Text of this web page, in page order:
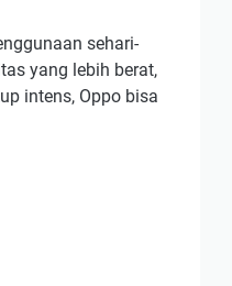
sehari-
yang lebih berat,
intens, Oppo bisa